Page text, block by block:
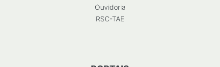
Ouvidoria
RSC-TAE